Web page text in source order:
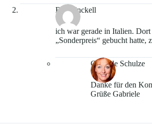
Bert Unckell
ich war gerade in Italien. Dort
„Sonderpreis“ gebucht hatte,
Gabriele Schulze
Danke für den
Grüße Gabriele